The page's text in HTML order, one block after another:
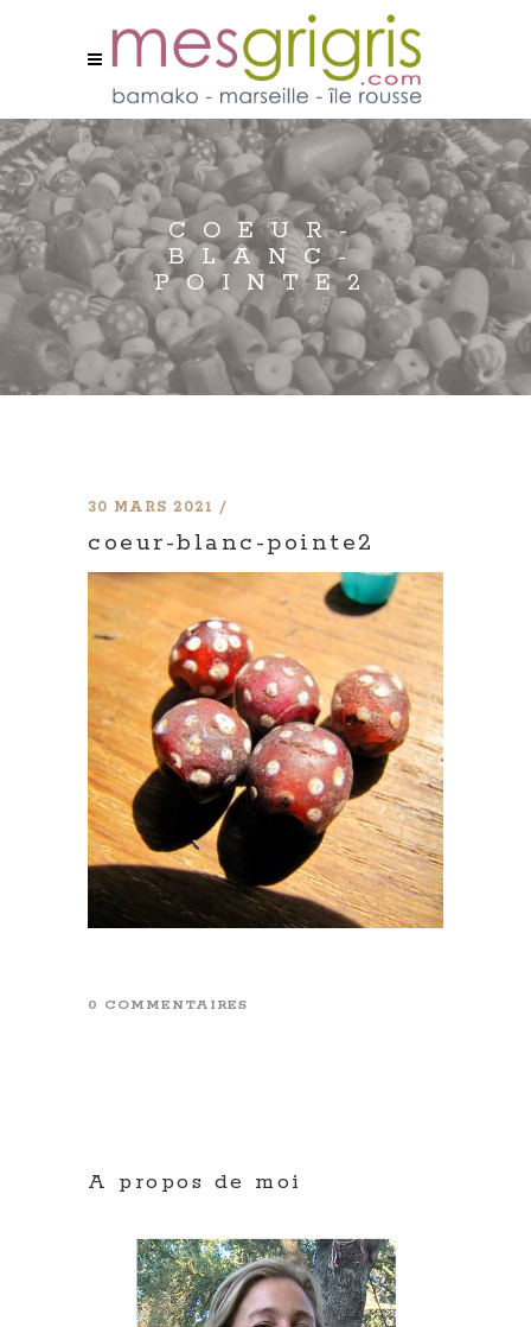
COEUR-
BLANC-
POINTE2
30 MARS 2021
coeur-blanc-pointe2
0 COMMENTAIRES
A propos de moi